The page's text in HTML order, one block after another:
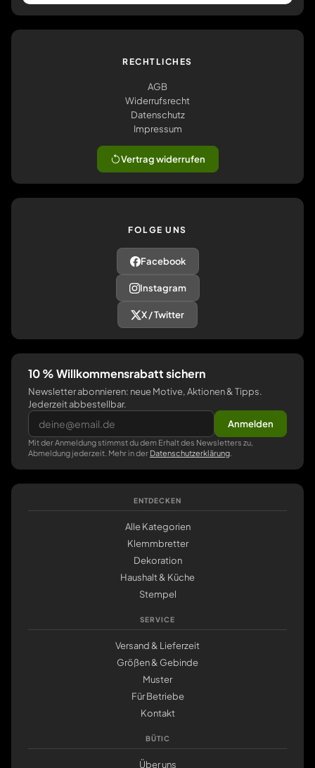
RECHTLICHES
AGB
Widerrufsrecht
Datenschutz
Impressum
Vertrag widerrufen
FOLGE UNS
Facebook
Instagram
X / Twitter
10 % Willkommensrabatt sichern
Newsletter abonnieren: neue Motive, Aktionen & Tipps.
Jederzeit abbestellbar.
Anmelden
Mit der Anmeldung stimmst du dem Erhalt des Newsletters zu,
Abmeldung jederzeit. Mehr in der Datenschutzerklärung
ENTDECKEN
Alle Kategorien
Klemmbretter
Dekoration
Haushalt & Küche
Stempel
SERVICE
Versand & Lieferzeit
Größen & Gebinde
Muster
Für Betriebe
Kontakt
BÜTIC
Über uns